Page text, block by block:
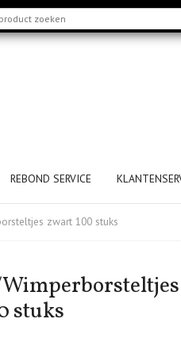
REBOND SERVICE
zwart 100 stuks
stuks